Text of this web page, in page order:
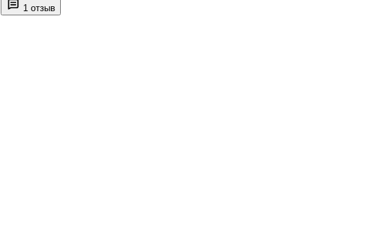
1 отзыв
ко всему. И опять граф в гуще событий, формирует дворянские отряды,